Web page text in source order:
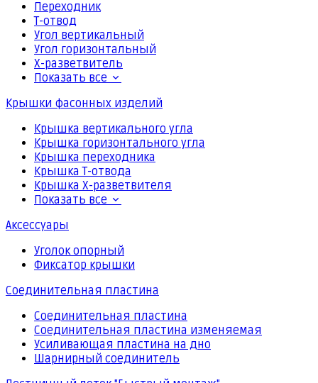
Переходник
Т-отвод
Угол вертикальный
Угол горизонтальный
Х-разветвитель
Показать все
Крышки фасонных изделий
Крышка вертикального угла
Крышка горизонтального угла
Крышка переходника
Крышка Т-отвода
Крышка Х-разветвителя
Показать все
Аксессуары
Уголок опорный
Фиксатор крышки
Соединительная пластина
Соединительная пластина
Соединительная пластина изменяемая
Усиливающая пластина на дно
Шарнирный соединитель